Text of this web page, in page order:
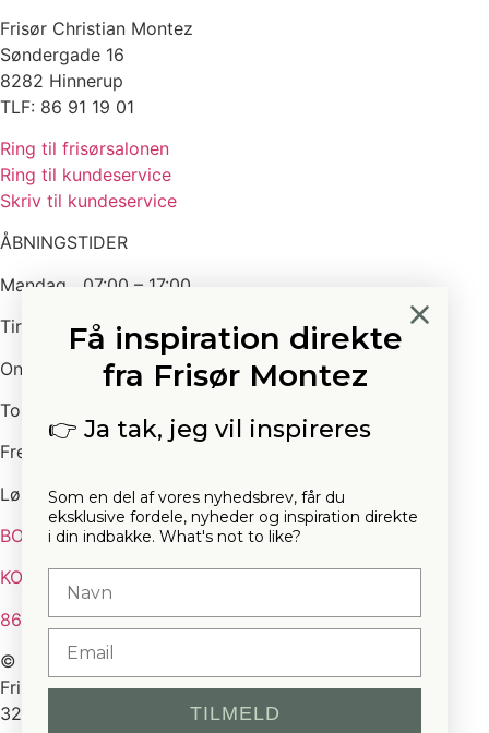
Frisør Christian Montez
Søndergade 16
8282 Hinnerup
TLF: 86 91 19 01
Ring til frisørsalonen
Ring til kundeservice
Skriv til kundeservice
ÅBNINGSTIDER
Mandag 07:00 – 17:00
Tirsdag 10:00 – 19:00
Onsdag 07:00 – 17:30
Torsdag 10:00 – 20:00
Fredag 09:00 – 17:30
Lørdag 08:00 – 13:00
BOOK TID HER
KONTAKT
86 91 19 01
©️ Copyright 2024 DK – Alle rettigheder forbeholdes:
Frisør Christian Montez • Søndergade 16, Hinnerup •
32007791
Få inspiration direkte
fra Frisør Montez
👉 Ja tak, jeg vil inspireres
Som en del af vores nyhedsbrev, får du
eksklusive fordele, nyheder og inspiration direkte
i din indbakke. What's not to like?
TILMELD